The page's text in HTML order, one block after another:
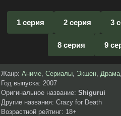
1 серия 2 серия 3
8 серия 9
Жанр: Аниме, Сериалы, Экшен, Драма,
Год выпуска: 2007
Оригинальное название: Shigurui
Другие названия: Crazy for Death
Возрастной рейтинг: 18+